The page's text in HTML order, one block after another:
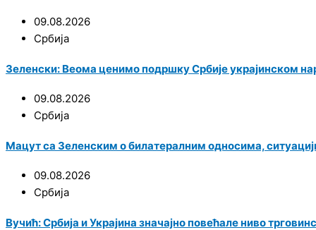
09.08.2026
Србија
Зеленски: Веома ценимо подршку Србије украјинском
09.08.2026
Србија
Мацут са Зеленским о билатералним односима,
09.08.2026
Србија
Вучић: Србија и Украјина значајно повећале ниво